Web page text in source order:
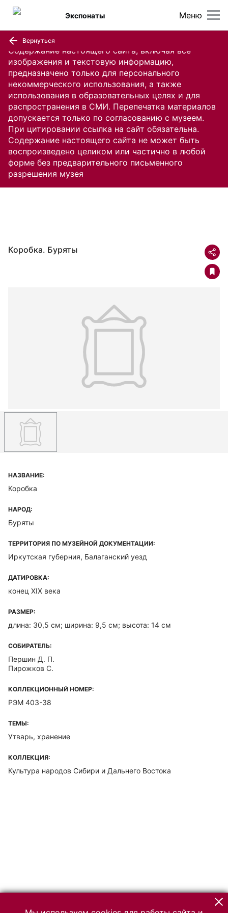
Содержание настоящего сайта, включая все
изображения и текстовую информацию,
предназначено только для персонального
некоммерческого использования, а также
использования в образовательных целях и для
распространения в СМИ. Перепечатка материалов
допускается только по согласованию с музеем.
При цитировании ссылка на сайт обязательна.
Содержание настоящего сайта не может быть
воспроизведено целиком или частично в любой
форме без предварительного письменного
разрешения музея
Меню
Экспонаты
Вернуться
Коробка. Буряты
НАЗВАНИЕ:
Коробка
НАРОД:
Буряты
ТЕРРИТОРИЯ ПО МУЗЕЙНОЙ ДОКУМЕНТАЦИИ:
Иркутская губерния, Балаганский уезд
ДАТИРОВКА:
конец XIX века
РАЗМЕР:
длина: 30,5 см; ширина: 9,5 см; высота: 14 см
СОБИРАТЕЛЬ:
Першин Д. П.
Пирожков С.
КОЛЛЕКЦИОННЫЙ НОМЕР:
РЭМ 403-38
ТЕМЫ:
Утварь, хранение
КОЛЛЕКЦИЯ:
Культура народов Сибири и Дальнего Востока